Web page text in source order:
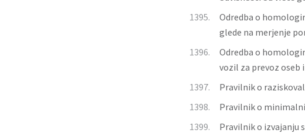
1395.
Odredba o
glede na merjenje
1396.
Odredba o
vozil za prevoz oseb
1397.
Pravilnik o
1398.
Pravilnik o
1399.
Pravilnik o izvajanju